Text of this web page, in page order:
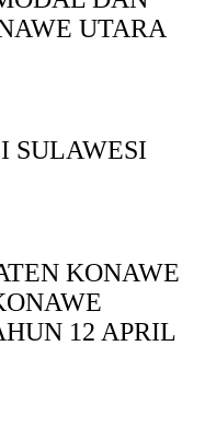
UTARA
SULAWESI
KONAWE
12 APRIL